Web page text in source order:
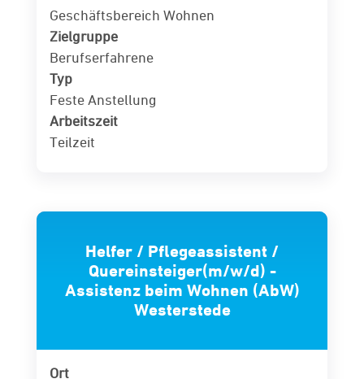
Geschäftsbereich Wohnen
Zielgruppe
Berufserfahrene
Typ
Feste Anstellung
Arbeitszeit
Teilzeit
Helfer / Pflegeassistent /
Quereinsteiger(m/w/d) -
Assistenz beim Wohnen (AbW)
Westerstede
Ort